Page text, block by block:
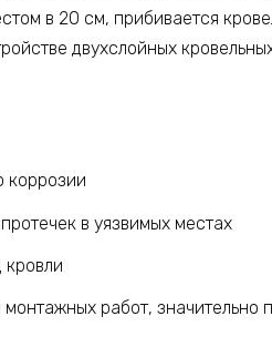
в 20 см, прибивается
двухслойных
коррозии
в уязвимых местах
кровли
работ, значительно